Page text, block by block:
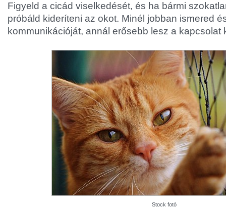
Figyeld a cicád viselkedését, és ha bármi
próbáld kideríteni az okot. Minél jobban ismered
kommunikációját, annál erősebb lesz a kapcsolat
Stock fotó